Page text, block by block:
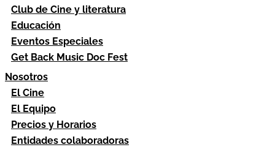
Club de Cine y literatura
Educación
Eventos Especiales
Get Back Music Doc Fest
Nosotros
El Cine
El Equipo
Precios y Horarios
Entidades colaboradoras